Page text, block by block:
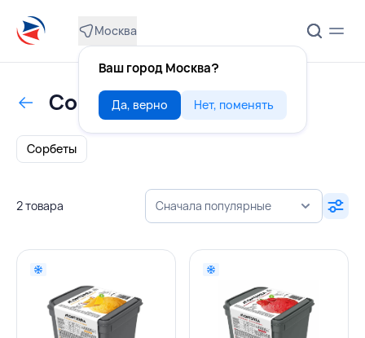
Москва
Ваш город Москва?
Да, верно Нет, поменять
Сорбеты
Сорбеты
2 товара Сначала популярные